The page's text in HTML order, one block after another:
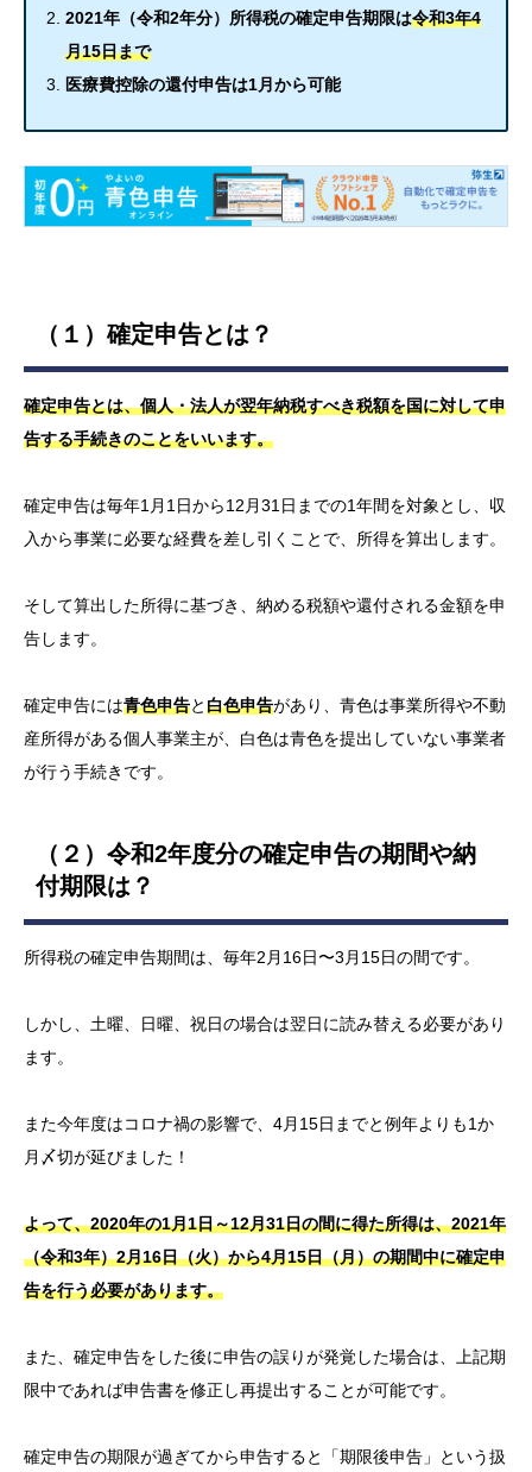
2021年（令和2年分）所得税の確定申告期限は令和3年4
月15日まで
医療費控除の還付申告は1月から可能
（１）確定申告とは？
確定申告とは、個人・法人が翌年納税すべき税額を国に対して申
告する手続きのことをいいます。
確定申告は毎年1月1日から12月31日までの1年間を対象とし、収
入から事業に必要な経費を差し引くことで、所得を算出します。
そして算出した所得に基づき、納める税額や還付される金額を申
告します。
確定申告には青色申告と白色申告があり、青色は事業所得や不動
産所得がある個人事業主が、白色は青色を提出していない事業者
が行う手続きです。
（２）令和2年度分の確定申告の期間や納
付期限は？
所得税の確定申告期間は、毎年2月16日〜3月15日の間です。
しかし、土曜、日曜、祝日の場合は翌日に読み替える必要があり
ます。
また今年度はコロナ禍の影響で、4月15日までと例年よりも1か
月〆切が延びました！
よって、2020年の1月1日～12月31日の間に得た所得は、2021年
（令和3年）2月16日（火）から4月15日（月）の期間中に確定申
告を行う必要があります。
また、確定申告をした後に申告の誤りが発覚した場合は、上記期
限中であれば申告書を修正し再提出することが可能です。
確定申告の期限が過ぎてから申告すると「期限後申告」という扱